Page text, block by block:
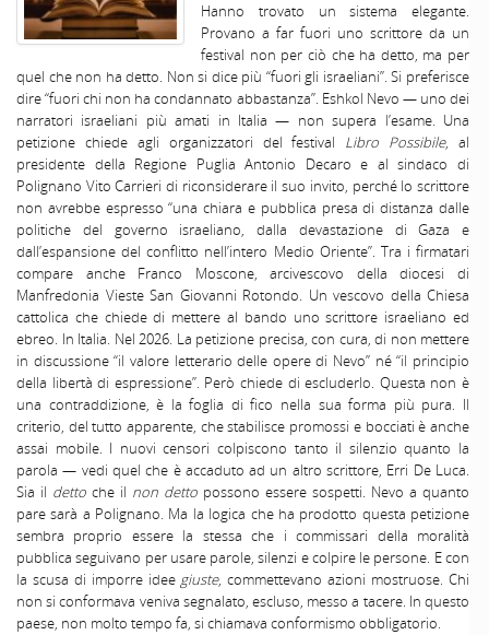
Hanno trovato un sistema elegante.
Provano a far fuori uno scrittore da un
festival non per ciò che ha detto, ma per
quel che non ha detto. Non si dice più “fuori gli israeliani”. Si preferisce
dire “fuori chi non ha condannato abbastanza”. Eshkol Nevo — uno dei
narratori israeliani più amati in Italia — non supera l’esame. Una
petizione chiede agli organizzatori del festival Libro Possibile, al
presidente della Regione Puglia Antonio Decaro e al sindaco di
Polignano Vito Carrieri di riconsiderare il suo invito, perché lo scrittore
non avrebbe espresso “una chiara e pubblica presa di distanza dalle
politiche del governo israeliano, dalla devastazione di Gaza e
dall’espansione del conflitto nell’intero Medio Oriente”. Tra i firmatari
compare anche Franco Moscone, arcivescovo della diocesi di
Manfredonia Vieste San Giovanni Rotondo. Un vescovo della Chiesa
cattolica che chiede di mettere al bando uno scrittore israeliano ed
ebreo. In Italia. Nel 2026. La petizione precisa, con cura, di non mettere
in discussione “il valore letterario delle opere di Nevo” né “il principio
della libertà di espressione”. Però chiede di escluderlo. Questa non è
una contraddizione, è la foglia di fico nella sua forma più pura. Il
criterio, del tutto apparente, che stabilisce promossi e bocciati è anche
assai mobile. I nuovi censori colpiscono tanto il silenzio quanto la
parola — vedi quel che è accaduto ad un altro scrittore, Erri De Luca.
Sia il detto che il non detto possono essere sospetti. Nevo a quanto
pare sarà a Polignano. Ma la logica che ha prodotto questa petizione
sembra proprio essere la stessa che i commissari della moralità
pubblica seguivano per usare parole, silenzi e colpire le persone. E con
la scusa di imporre idee giuste, commettevano azioni mostruose. Chi
non si conformava veniva segnalato, escluso, messo a tacere. In questo
paese, non molto tempo fa, si chiamava conformismo obbligatorio.